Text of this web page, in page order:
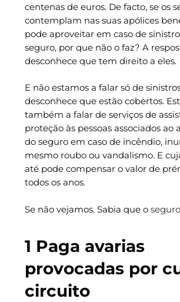
centenas de euros. De facto, se os
contemplam nas suas apólices
pode aproveitar em caso de
seguro, por que não o faz? A
desconhece que tem direito a eles.
E não estamos a falar só de
desconhece que estão cobertos.
também a falar de serviços de
proteção às pessoas associados ao
do seguro em caso de incêndio,
mesmo roubo ou vandalismo. E
até pode compensar o valor de
todos os anos.
Se não vejamos. Sabia que o
1 Paga avarias
provocadas por
circuito